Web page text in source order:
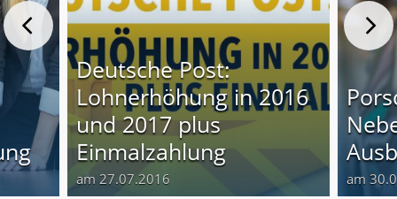
Deutsche Post:
Lohnerhöhung in 2016
und 2017 plus
Einmalzahlung
am 27.07.2016 am